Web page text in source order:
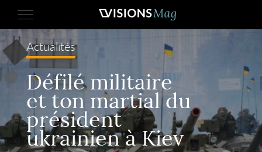
Actualités
Défilé militaire
et ton martial du
président
ukrainien à Kiev